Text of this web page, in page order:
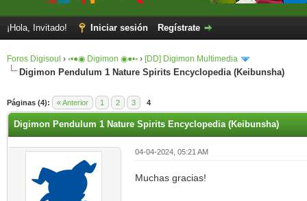
¡Hola, Invitado! Iniciar sesión Regístrate
Foros Digisoul › ◦•●◉ Digimon ◉●•◦ › [DD] Digimon Multimedia
Digimon Pendulum 1 Nature Spirits Encyclopedia (Keibunsha)
Páginas (4): « Anterior 1 2 3 4
Digimon Pendulum 1 Nature Spirits Encyclopedia (Keibunsha)
04-04-2024, 05:21 AM
Muchas gracias!